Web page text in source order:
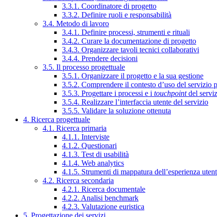
3.3.1. Coordinatore di progetto
3.3.2. Definire ruoli e responsabilità
3.4. Metodo di lavoro
3.4.1. Definire processi, strumenti e rituali
3.4.2. Curare la documentazione di progetto
3.4.3. Organizzare tavoli tecnici collaborativi
3.4.4. Prendere decisioni
3.5. Il processo progettuale
3.5.1. Organizzare il progetto e la sua gestione
3.5.2. Comprendere il contesto d’uso del servizio
3.5.3. Progettare i processi e i touchpointdel
3.5.4. Realizzare l’interfaccia utente del servizio
3.5.5. Validare la soluzione ottenuta
4. Ricerca progettuale
4.1. Ricerca primaria
4.1.1. Interviste
4.1.2. Questionari
4.1.3. Test di usabilità
4.1.4. Web analytics
4.1.5. Strumenti di mappatura dell’esperienza
4.2. Ricerca secondaria
4.2.1. Ricerca documentale
4.2.2. Analisi benchmark
4.2.3. Valutazione euristica
5. Progettazione dei servizi